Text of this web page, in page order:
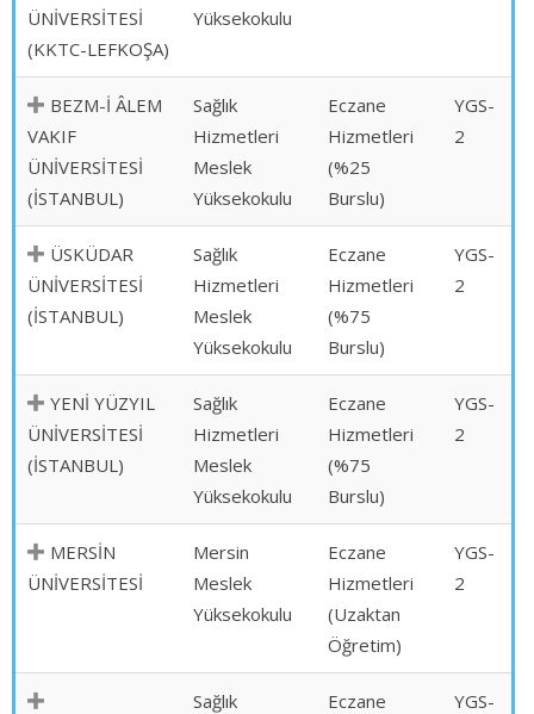
ÜNİVERSİTESİ
(KKTC-LEFKOŞA)
Yüksekokulu
BEZM-İ ÂLEM
VAKIF
ÜNİVERSİTESİ
(İSTANBUL)
Sağlık
Hizmetleri
Meslek
Yüksekokulu
Eczane
Hizmetleri
(%25
Burslu)
YGS-
2
ÜSKÜDAR
ÜNİVERSİTESİ
(İSTANBUL)
Sağlık
Hizmetleri
Meslek
Yüksekokulu
Eczane
Hizmetleri
(%75
Burslu)
YGS-
2
YENİ YÜZYIL
ÜNİVERSİTESİ
(İSTANBUL)
Sağlık
Hizmetleri
Meslek
Yüksekokulu
Eczane
Hizmetleri
(%75
Burslu)
YGS-
2
MERSİN
ÜNİVERSİTESİ
Mersin
Meslek
Yüksekokulu
Eczane
Hizmetleri
(Uzaktan
Öğretim)
YGS-
2
Sağlık
Eczane
YGS-